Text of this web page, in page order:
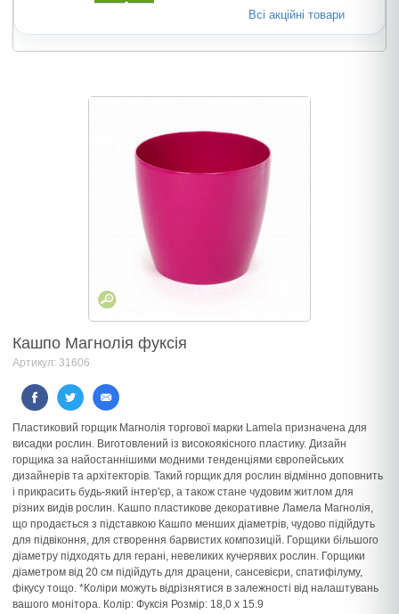
Всі акційні товари
Кашпо Магнолія фуксія
Артикул: 31606
Пластиковий горщик Магнолія торгової марки Lamela призначена для
висадки рослин. Виготовлений із високоякісного пластику. Дизайн
горщика за найостаннішими модними тенденціями європейських
дизайнерів та архітекторів. Такий горщик для рослин відмінно доповнить
і прикрасить будь-який інтер'єр, а також стане чудовим житлом для
різних видів рослин. Кашпо пластикове декоративне Ламела Магнолія,
що продається з підставкою Кашпо менших діаметрів, чудово підійдуть
для підвіконня, для створення барвистих композицій. Горщики більшого
діаметру підходять для герані, невеликих кучерявих рослин. Горщики
діаметром від 20 см підійдуть для драцени, сансевієри, спатифілуму,
фікусу тощо. *Коліри можуть відрізнятися в залежності від налаштувань
вашого монітора. Колір: Фуксія Розмір: 18,0 х 15.9